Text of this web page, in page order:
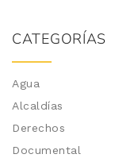
CATEGORÍAS
Agua
Alcaldías
Derechos
Documental